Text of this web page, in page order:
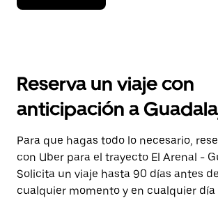
flecha
el
y
selecciona
una
fecha.
Presiona
la
tecla Esc
para
Reserva un viaje con
anticipación a
Para que hagas todo lo necesario,
con Uber para el trayecto El Arenal -
Solicita un viaje hasta 90 días antes
cualquier momento y en cualquier día